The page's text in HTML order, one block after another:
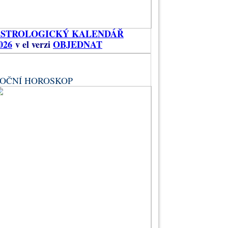
KALENDÁŘ
v el verziOBJEDNAT
HOROSKOP